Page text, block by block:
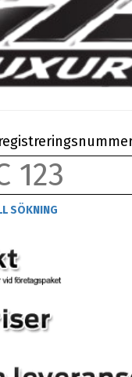
SÖKNING